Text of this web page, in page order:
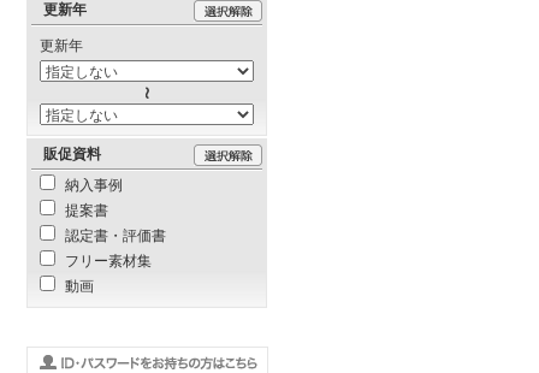
更新年
更新年
販促資料
納入事例
提案書
認定書・評価書
フリー素材集
動画